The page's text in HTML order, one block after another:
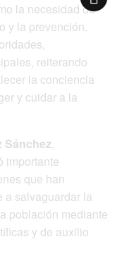
la necesidad de
y la prevención.
reiterando
la conciencia
y cuidar a la
Sánchez,
importante
que han
a salvaguardar la
población mediante
y de auxilio